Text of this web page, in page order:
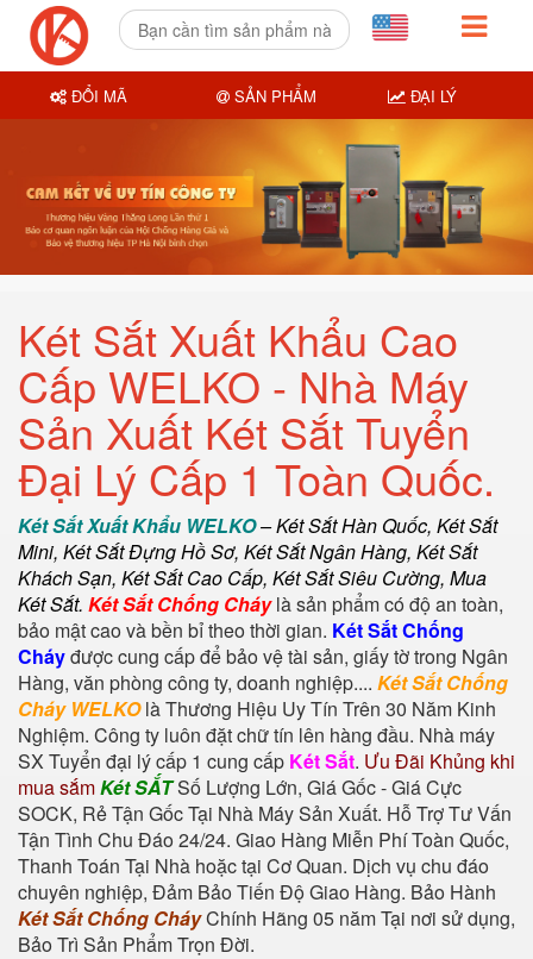
Két Sắt Xuất Khẩu Cao
Cấp WELKO - Nhà Máy
Sản Xuất Két Sắt Tuyển
Đại Lý Cấp 1 Toàn Quốc.
Két Sắt Xuất Khẩu WELKO–Két Sắt Hàn Quốc, Két Sắt
Mini, Két Sắt Đựng Hồ Sơ, Két Sắt Ngân Hàng, Két Sắt
Khách Sạn, Két Sắt Cao Cấp, Két Sắt Siêu Cường, Mua
Két Sắt. Két Sắt Chống Cháylà sản phẩm có độ an toàn,
bảo mật cao và bền bỉ theo thời gian. Két Sắt Chống
Cháyđược cung cấp để bảo vệ tài sản, giấy tờ trong Ngân
Hàng, văn phòng công ty, doanh nghiệp.... Két Sắt Chống
Cháy WELKOlà Thương Hiệu Uy Tín Trên 30 Năm Kinh
Nghiệm. Công ty luôn đặt chữ tín lên hàng đầu. Nhà máy
SX Tuyển đại lý cấp 1 cung cấp Két Sắt. Ưu Đãi Khủng khi
mua sắmKét SẮTSố Lượng Lớn, Giá Gốc - Giá Cực
SOCK, Rẻ Tận Gốc Tại Nhà Máy Sản Xuất. Hỗ Trợ Tư Vấn
Tận Tình Chu Đáo 24/24. Giao Hàng Miễn Phí Toàn Quốc,
Thanh Toán Tại Nhà hoặc tại Cơ Quan. Dịch vụ chu đáo
chuyên nghiệp, Đảm Bảo Tiến Độ Giao Hàng. Bảo Hành
Két Sắt Chống CháyChính Hãng 05 năm Tại nơi sử dụng,
Bảo Trì Sản Phẩm Trọn Đời.
ĐỔI MÃ SẢN PHẨM ĐẠI LÝ